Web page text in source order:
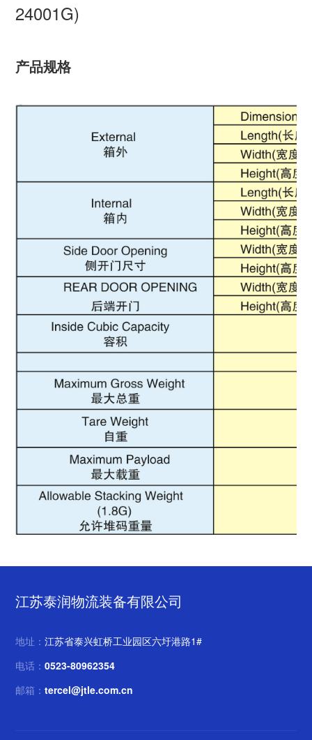
24001G)
产品规格
江苏泰润物流装备有限公司
地址：江苏省泰兴虹桥工业园区六圩港路1#
电话：0523-80962354
邮箱：tercel@jtle.com.cn